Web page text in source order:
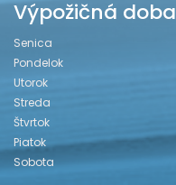
Výpožičná doba
Senica
Pondelok
Utorok
Streda
Štvrtok
Piatok
Sobota